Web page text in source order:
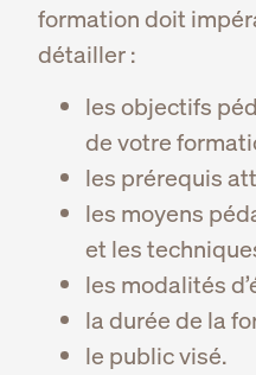
formation doit
détailler :
les objectifs
de votre
les prérequis
les moyens
et les
les modalités
la durée de la
le public visé.